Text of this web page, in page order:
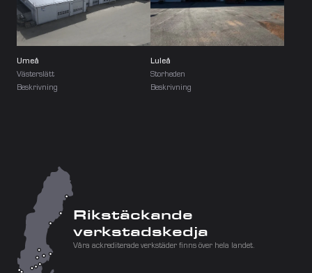
Umeå
Västerslätt
Beskrivning
Luleå
Storheden
Beskrivning
Rikstäckande
verkstadskedja
Våra ackrediterade verkstäder finns över hela landet.